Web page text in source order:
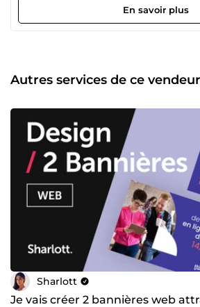
Vous souhaitez, me soumettre votre
plus, je serais ravie de répondre à vos
En savoir plus
Autres services de ce vendeur
Sharlott
Je vais créer 2 bannières web